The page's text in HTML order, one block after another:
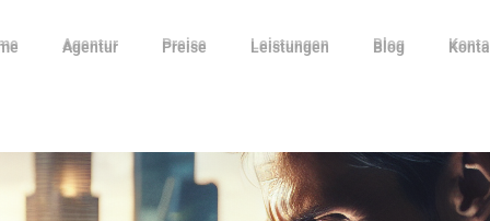
Agentur Preise Leistungen Blog
Agentur Preise Leistungen Blog